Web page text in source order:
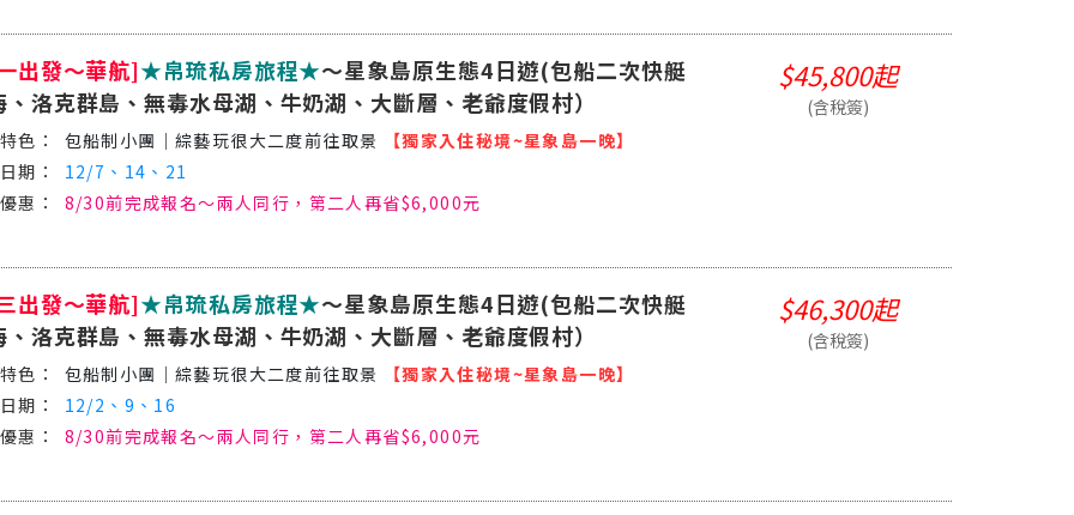
出發～華航]★帛琉私房旅程★～星象島原生態4日遊(包船二次快艇
、洛克群島、無毒水母湖、牛奶湖、大斷層、老爺度假村）
包船制小團│綜藝玩很大二度前往取景
【獨家入住秘境~星象島一晚】
12/7、14、21
8/30前完成報名～兩人同行，第二人再省$6,000元
$45,800起
(含稅簽)
出發～華航]★帛琉私房旅程★～星象島原生態4日遊(包船二次快艇
、洛克群島、無毒水母湖、牛奶湖、大斷層、老爺度假村）
包船制小團│綜藝玩很大二度前往取景
【獨家入住秘境~星象島一晚】
12/2、9、16
8/30前完成報名～兩人同行，第二人再省$6,000元
$46,300起
(含稅簽)